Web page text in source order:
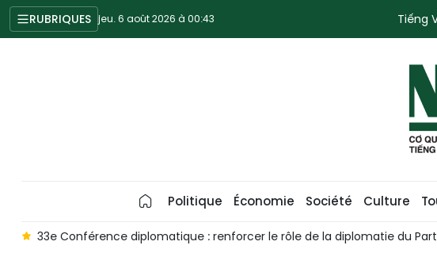
RUBRIQUES jeu. 6 août 2026 à 00:43 Tiếng
Politique Économie Société Culture
33e Conférence diplomatique : renforcer le rôle de la diplomatie du